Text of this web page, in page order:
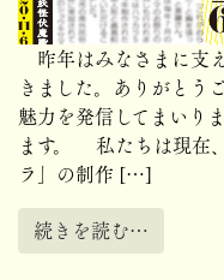
昨年はみなさまに支
きました。ありがとう
魅力を発信してまいり
ます。 私たちは現在
ラ」の制作 […]
続きを読む…